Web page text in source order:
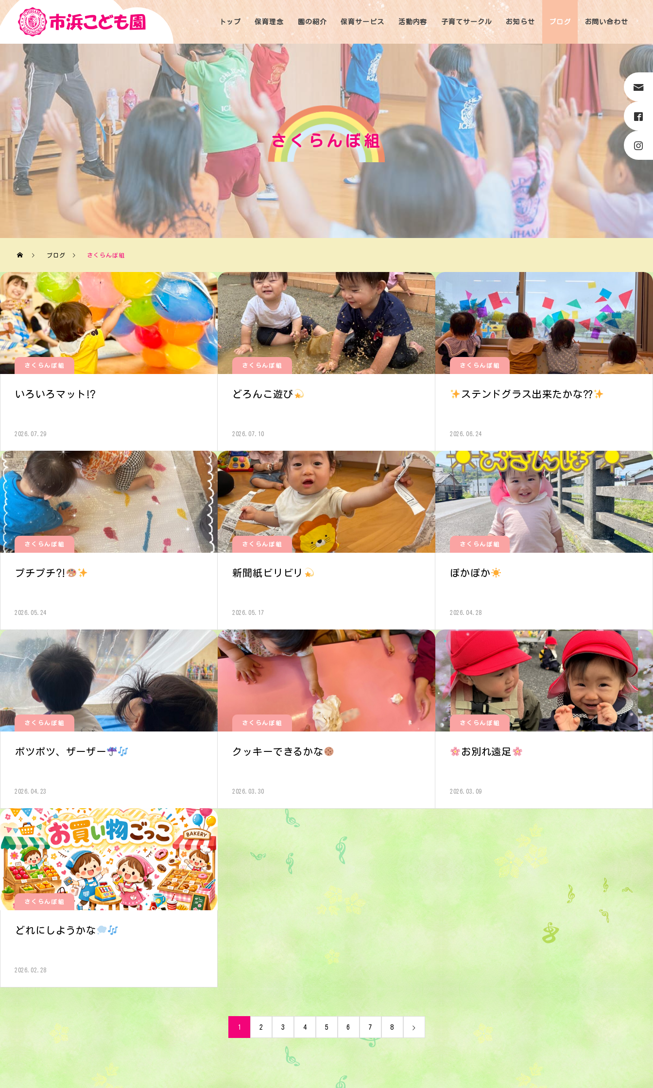
トップ 保育理念 園の紹介 保育サービス 活動内容 子育てサークル お知らせ ブログ お問い合わせ
さくらんぼ組
ブログ さくらんぼ組
さくらんぼ組
いろいろマット⁉︎
2026.07.29
さくらんぼ組
どろんこ遊び
2026.07.10
さくらんぼ組
ステンドグラス出来たかな⁇
2026.06.24
さくらんぼ組
プチプチ⁈
2026.05.24
さくらんぼ組
新聞紙ビリビリ
2026.05.17
さくらんぼ組
ぽかぽか
2026.04.28
さくらんぼ組
ポツポツ、ザーザー
2026.04.23
さくらんぼ組
クッキーできるかな
2026.03.30
さくらんぼ組
お別れ遠足
2026.03.09
さくらんぼ組
どれにしようかな
2026.02.28
1 2 3 4 5 6 7 8